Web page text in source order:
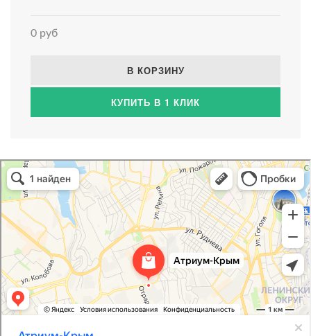
0 руб
В КОРЗИНУ
КУПИТЬ В 1 КЛИК
Атриум-Крым
Системы водоснабжения, отопления, канализации в Севастополе
Снабжение строительных объектов в Севастополе